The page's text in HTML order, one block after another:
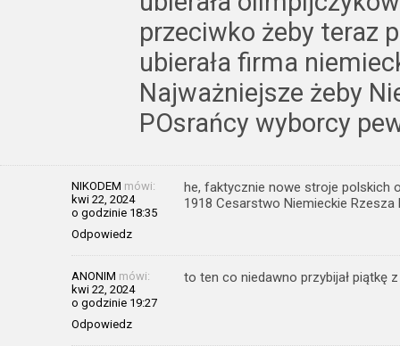
przeciwko żeby teraz
ubierała firma
Najważniejsze żeby
POsrańcy wyborcy
NIKODEM mówi:
kwi 22, 2024
o godzinie 18:35
Odpowiedz
he, faktycznie nowe stroje polskich
1918 Cesarstwo Niemieckie Rzesza
ANONIM mówi:
kwi 22, 2024
o godzinie 19:27
Odpowiedz
to ten co niedawno przybijał piątkę